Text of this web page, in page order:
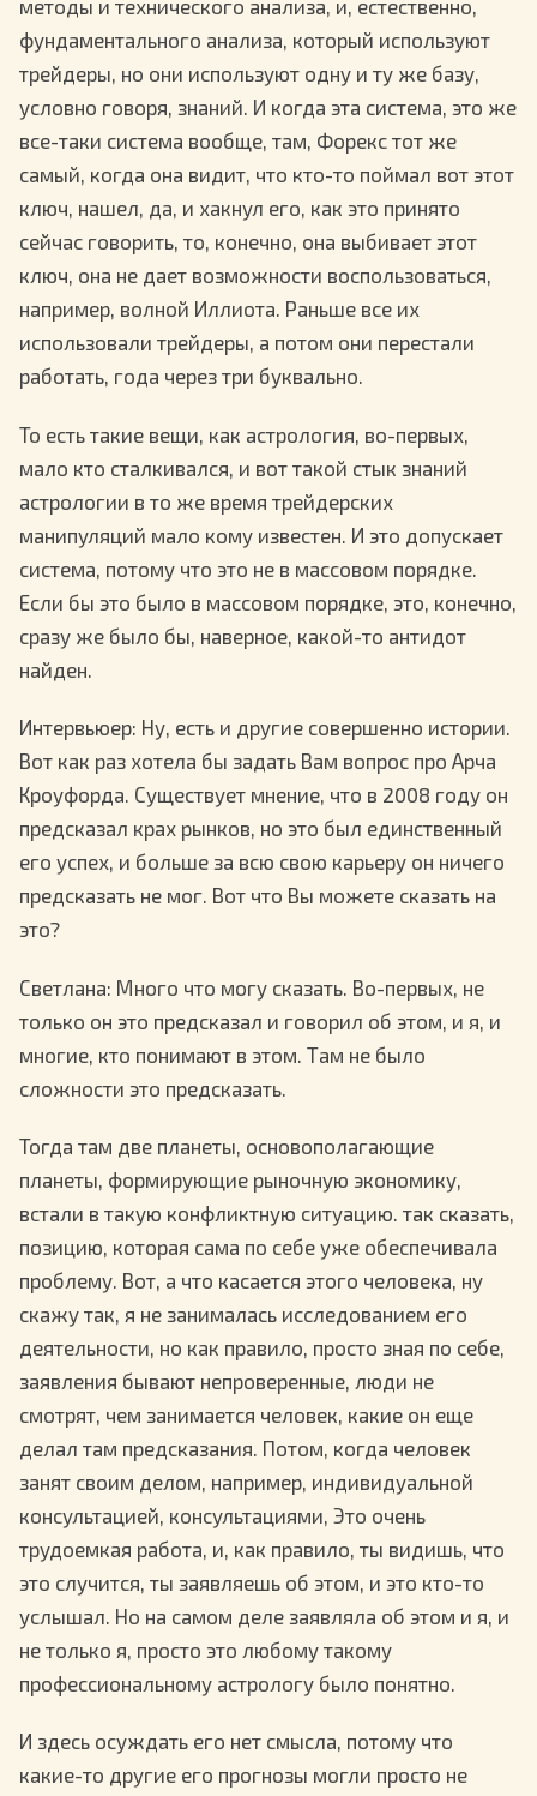
методы и технического анализа, и, естественно,
фундаментального анализа, который используют
трейдеры, но они используют одну и ту же базу,
условно говоря, знаний. И когда эта система, это же
все-таки система вообще, там, Форекс тот же
самый, когда она видит, что кто-то поймал вот этот
ключ, нашел, да, и хакнул его, как это принято
сейчас говорить, то, конечно, она выбивает этот
ключ, она не дает возможности воспользоваться,
например, волной Иллиота. Раньше все их
использовали трейдеры, а потом они перестали
работать, года через три буквально.
То есть такие вещи, как астрология, во-первых,
мало кто сталкивался, и вот такой стык знаний
астрологии в то же время трейдерских
манипуляций мало кому известен. И это допускает
система, потому что это не в массовом порядке.
Если бы это было в массовом порядке, это, конечно,
сразу же было бы, наверное, какой-то антидот
найден.
Интервьюер: Ну, есть и другие совершенно истории.
Вот как раз хотела бы задать Вам вопрос про Арча
Кроуфорда. Существует мнение, что в 2008 году он
предсказал крах рынков, но это был единственный
его успех, и больше за всю свою карьеру он ничего
предсказать не мог. Вот что Вы можете сказать на
это?
Светлана: Много что могу сказать. Во-первых, не
только он это предсказал и говорил об этом, и я, и
многие, кто понимают в этом. Там не было
сложности это предсказать.
Тогда там две планеты, основополагающие
планеты, формирующие рыночную экономику,
встали в такую конфликтную ситуацию. так сказать,
позицию, которая сама по себе уже обеспечивала
проблему. Вот, а что касается этого человека, ну
скажу так, я не занималась исследованием его
деятельности, но как правило, просто зная по себе,
заявления бывают непроверенные, люди не
смотрят, чем занимается человек, какие он еще
делал там предсказания. Потом, когда человек
занят своим делом, например, индивидуальной
консультацией, консультациями, Это очень
трудоемкая работа, и, как правило, ты видишь, что
это случится, ты заявляешь об этом, и это кто-то
услышал. Но на самом деле заявляла об этом и я, и
не только я, просто это любому такому
профессиональному астрологу было понятно.
И здесь осуждать его нет смысла, потому что
какие-то другие его прогнозы могли просто не